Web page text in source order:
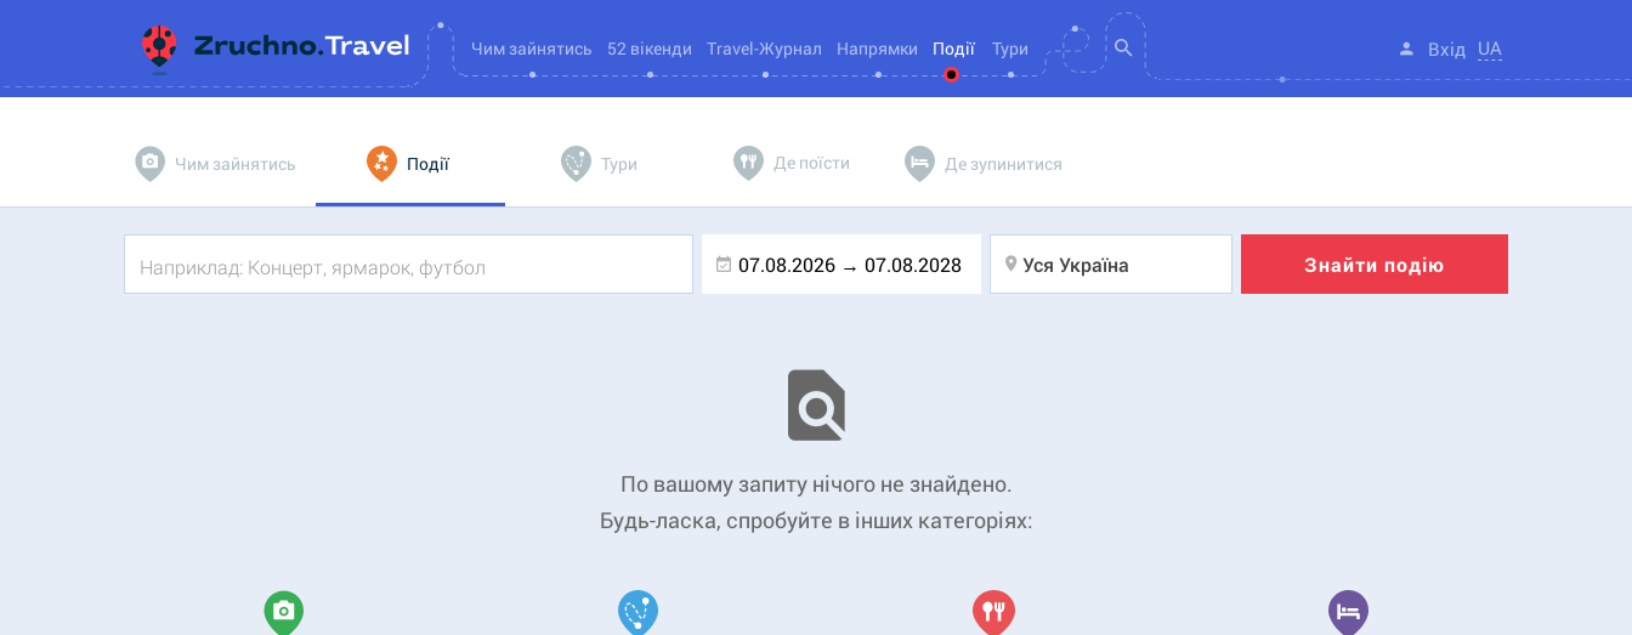
Чим зайнятись 52 вікенди Travel-Журнал Напрямки Події Тури Вхід UA
Чим зайнятись Події Тури Де поїсти Де зупинитися
Знайти подію
Уся Україна
По вашому запиту нічого не знайдено.
Будь-ласка, спробуйте в інших категоріях: